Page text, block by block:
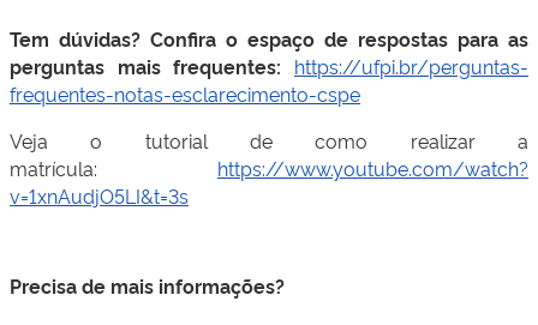
Tem dúvidas? Confira o espaço de respostas para as
perguntas mais frequentes: https://ufpi.br/perguntas-
frequentes-notas-esclarecimento-cspe
Veja o tutorial de como realizar a
matrícula: https://www.youtube.com/watch?
v=1xnAudjO5LI&t=3s
Precisa de mais informações?